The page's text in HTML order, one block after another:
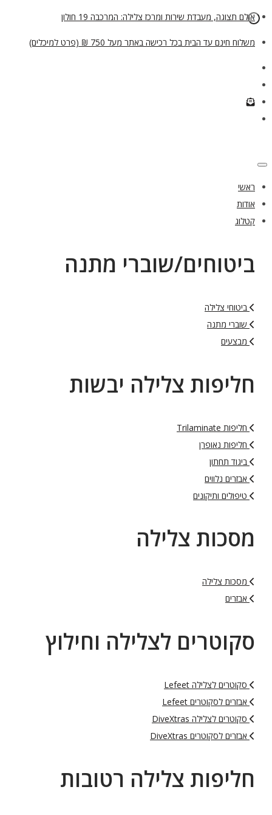
אולם תצוגה, מעבדת שירות ומרכז צלילה: המרכבה 19 חולון
משלוח חינם עד הבית בכל רכישה באתר מעל 750 ₪ (פרט למיכלים)
ראשי
אודות
קטלוג
ביטוחים/שוברי מתנה
ביטוחי צלילה
שוברי מתנה
מבצעים
חליפות צלילה יבשות
חליפות Trilaminate
חליפות נאופרן
ביגוד תחתון
אבזרים נלווים
טיפולים ותיקונים
מסכות צלילה
מסכות צלילה
אבזרים
סקוטרים לצלילה וחילוץ
סקוטרים לצלילה Lefeet
אבזרים לסקוטרים Lefeet
סקוטרים לצלילה DiveXtras
אבזרים לסקוטרים DiveXtras
חליפות צלילה רטובות